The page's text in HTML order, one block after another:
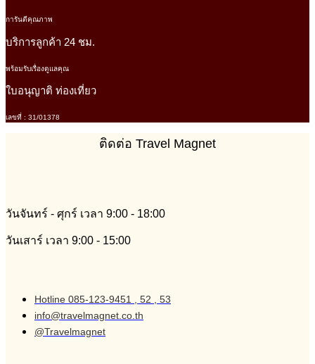
การันตีคุณภาพ
บริการลูกค้า 24 ชม.
พร้อมรับเรื่องดูแลคุณ
ใบอนุญาติ ท่องเที่ยว
เลขที่ : 31/01378
ติดต่อ Travel Magnet
วันจันทร์ - ศุกร์ เวลา 9:00 - 18:00
วันเสาร์ เวลา 9:00 - 15:00
Hotline 085-123-9451 , 52 , 53
info@travelmagnet.co.th
@Travelmagnet